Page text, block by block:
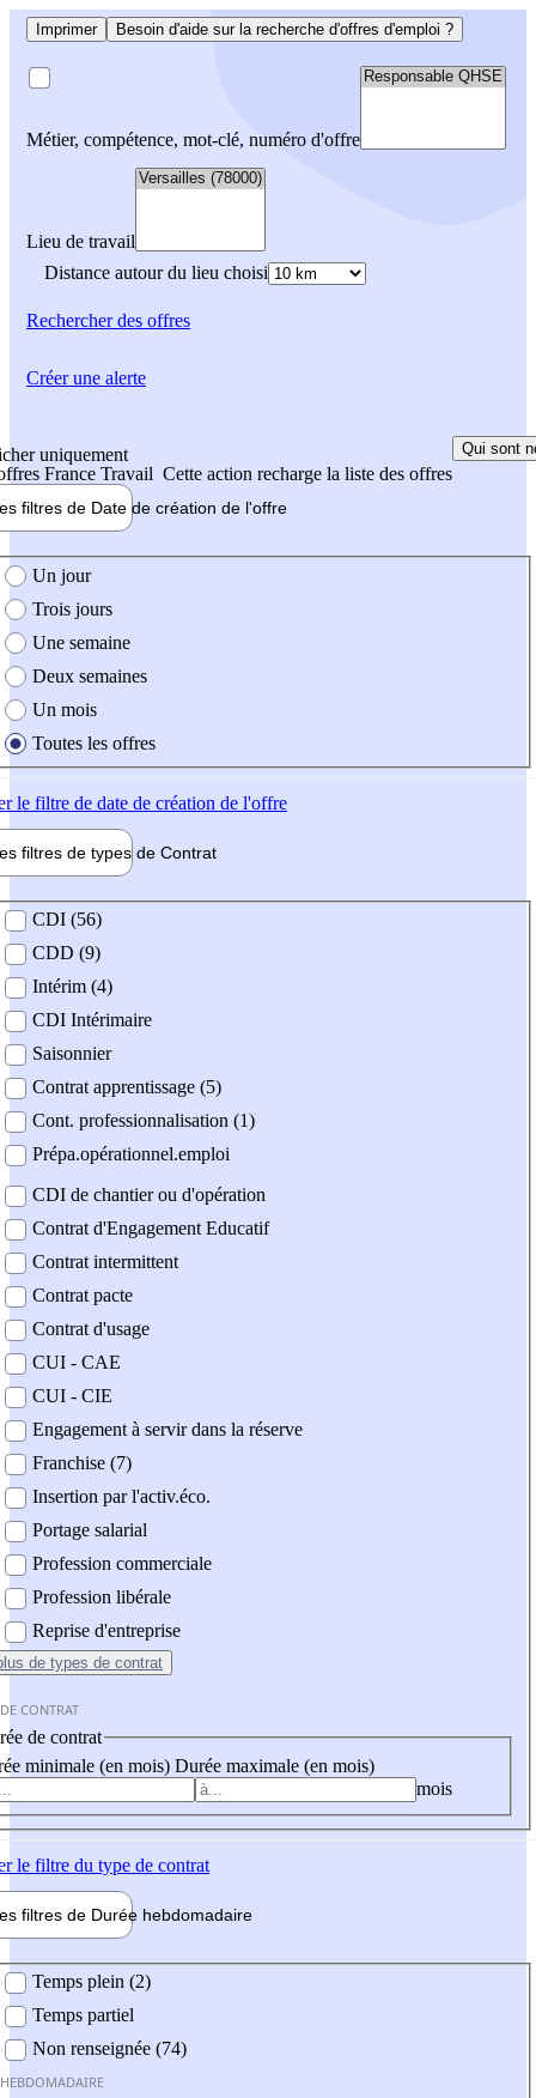
Imprimer Besoin d'aide sur la recherche d'offres d'emploi ?
Métier, compétence, mot-clé, numéro d'offre
Lieu de travail
Distance autour du lieu choisi
Rechercherdes offres
uniquement
France Travail Cette action recharge la liste des offres
Qui sont
filtres de Date de création de l'offre
création de l'offre
Un jour
Trois jours
Une semaine
Deux semaines
Un mois
Toutes les offres
le filtre de date de création de l'offre
filtres de types de Contrat
contrat
CDI (56)
CDD (9)
Intérim (4)
CDI Intérimaire
Saisonnier
Contrat apprentissage (5)
Cont. professionnalisation (1)
Prépa.opérationnel.emploi
CDI de chantier ou d'opération
Contrat d'Engagement Educatif
Contrat intermittent
Contrat pacte
Contrat d'usage
CUI - CAE
CUI - CIE
Engagement à servir dans la réserve
Franchise (7)
Insertion par l'activ.éco.
Portage salarial
Profession commerciale
Profession libérale
Reprise d'entreprise
de types de contrat
CONTRAT
de contrat
minimale (en mois) Durée maximale (en mois)
mois
le filtre du type de contrat
filtres de Durée hebdomadaire
Temps plein (2)
Temps partiel
Non renseignée (74)
Créer une alerte